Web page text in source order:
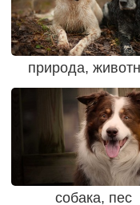
природа,
собака, пес